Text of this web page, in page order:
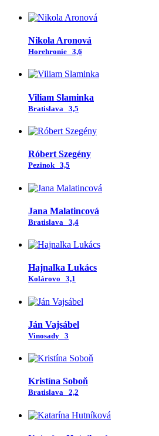
Nikola Aronová
Horehronie 3,6
Viliam Slaminka
Bratislava 3,5
Róbert Szegény
Pezinok 3,5
Jana Malatincová
Bratislava 3,4
Hajnalka Lukács
Kolárovo 3,1
Ján Vajsábel
Vinosady 3
Kristína Soboň
Bratislava 2,2